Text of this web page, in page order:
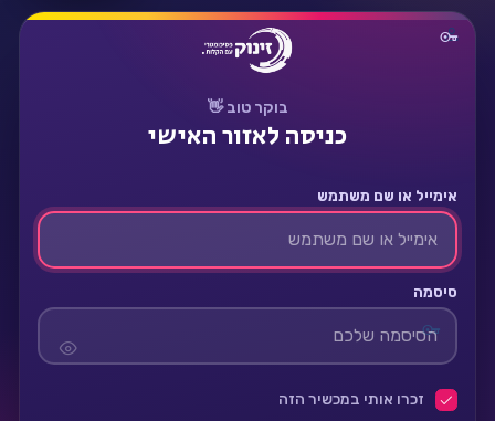
בוקר טוב 👋
כניסה לאזור האישי
אימייל או שם משתמש
סיסמה
זכרו אותי במכשיר הזה